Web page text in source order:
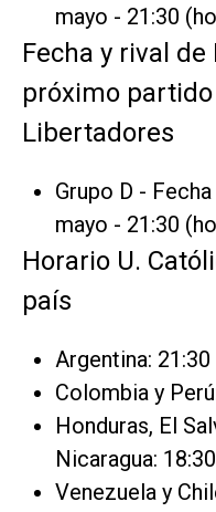
mayo - 21:30
Fecha y rival de
próximo partido
Libertadores
Grupo D -
mayo - 21:30
Horario U.
país
Argentina: 21:30
Colombia y
Honduras, El
Nicaragua:
Venezuela y